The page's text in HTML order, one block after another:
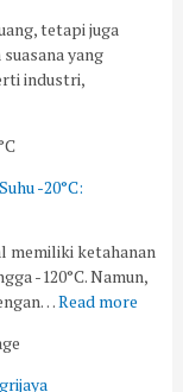
tetapi juga
yang
industri,
-20°C:
memiliki ketahanan
-120°C. Namun,
Read more